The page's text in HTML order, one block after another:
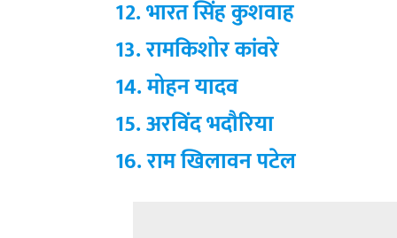
12. भारत सिंह कुशवाह
13. रामकिशोर कांवरे
14. मोहन यादव
15. अरविंद भदौरिया
16. राम खिलावन पटेल